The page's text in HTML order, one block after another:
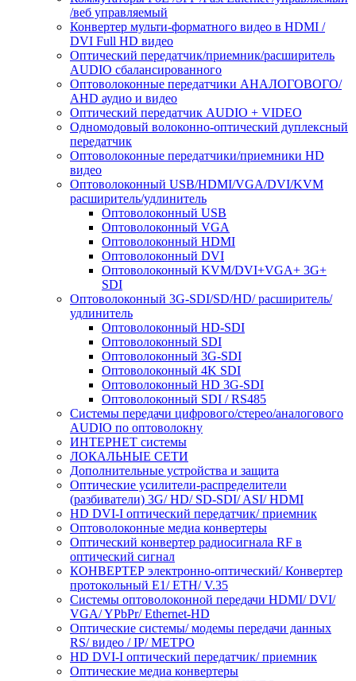
/веб управляемый
Конвертер мульти-форматного видео в HDMI /
DVI Full HD видео
Оптический передатчик/приемник/расширитель
AUDIO сбалансированного
Оптоволоконные передатчики АНАЛОГОВОГО/
AHD аудио и видео
Оптический передатчик AUDIO + VIDEO
Одномодовый волоконно-оптический дуплексный
передатчик
Оптоволоконные передатчики/приемники HD
видео
Оптоволоконный USB/HDMI/VGA/DVI/KVM
расширитель/удлинитель
Оптоволоконный USB
Оптоволоконный VGA
Оптоволоконный HDMI
Оптоволоконный DVI
Оптоволоконный KVM/DVI+VGA+ 3G+
SDI
Оптоволоконный 3G-SDI/SD/HD/ расширитель/
удлинитель
Оптоволоконный HD-SDI
Оптоволоконный SDI
Оптоволоконный 3G-SDI
Оптоволоконный 4K SDI
Оптоволоконный HD 3G-SDI
Оптоволоконный SDI / RS485
Системы передачи цифрового/стерео/аналогового
AUDIO по оптоволокну
ИНТЕРНЕТ системы
ЛОКАЛЬНЫЕ СЕТИ
Дополнительные устройства и защита
Оптические усилители-распределители
(разбиватели) 3G/ HD/ SD-SDI/ ASI/ HDMI
HD DVI-I оптический передатчик/ приемник
Оптоволоконные медиа конвертеры
Оптический конвертер радиосигнала RF в
оптический сигнал
КОНВЕРТЕР электронно-оптический/ Конвертер
протокольный E1/ ETH/ V.35
Системы оптоволоконной передачи HDMI/ DVI/
VGA/ YPbPr/ Ethernet-HD
Оптические системы/ модемы передачи данных
RS/ видео / IP/ МЕТРО
HD DVI-I оптический передатчик/ приемник
Оптические медиа конвертеры